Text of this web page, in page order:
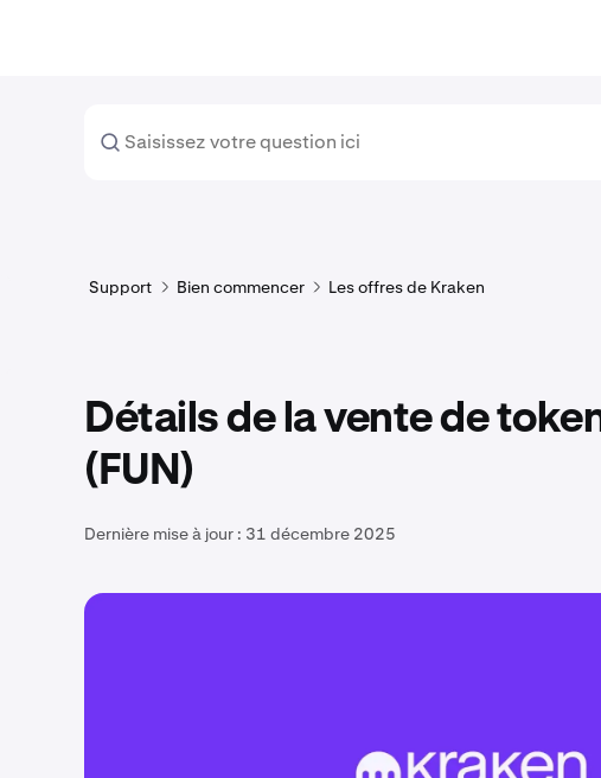
Support Bien commencer Les offres de Kraken
Détails de la vente de
(FUN)
Dernière mise à jour : 31 décembre 2025